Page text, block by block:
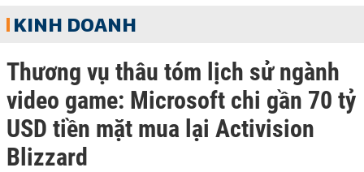
KINH DOANH
Thương vụ thâu tóm lịch sử ngành
video game: Microsoft chi gần 70 tỷ
USD tiền mặt mua lại Activision
Blizzard